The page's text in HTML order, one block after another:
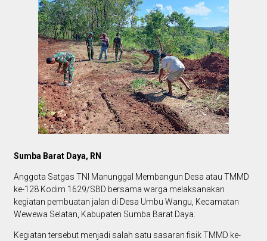
Sumba Barat Daya, RN
Anggota Satgas TNI Manunggal Membangun Desa atau TMMD
ke-128 Kodim 1629/SBD bersama warga melaksanakan
kegiatan pembuatan jalan di Desa Umbu Wangu, Kecamatan
Wewewa Selatan, Kabupaten Sumba Barat Daya.
Kegiatan tersebut menjadi salah satu sasaran fisik TMMD ke-